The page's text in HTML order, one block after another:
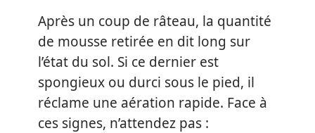
Après un coup de râteau, la quantité
de mousse retirée en dit long sur
l’état du sol. Si ce dernier est
spongieux ou durci sous le pied, il
réclame une aération rapide. Face à
ces signes, n’attendez pas :